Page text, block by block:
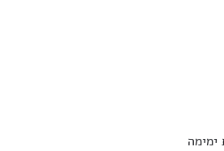
ימימה